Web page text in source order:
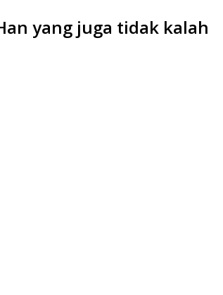
yang juga tidak kalah